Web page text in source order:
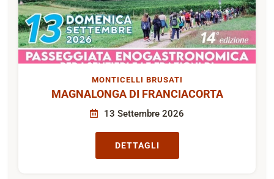
MONTICELLI BRUSATI
MAGNALONGA DI FRANCIACORTA
13 Settembre 2026
DETTAGLI